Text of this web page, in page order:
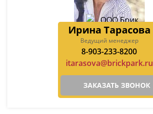
Ирина Тарасова
Ведущий менеджер
8-903-233-8200
itarasova@brickpark.ru
ЗАКАЗАТЬ ЗВОНОК